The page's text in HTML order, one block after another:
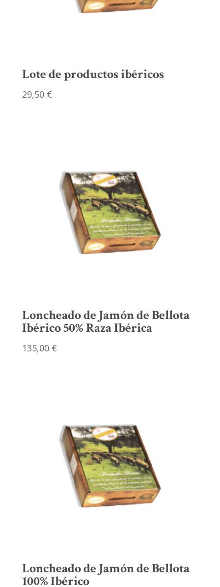
Lote de productos ibéricos
29,50 €
Loncheado de Jamón de Bellota
Ibérico 50% Raza Ibérica
135,00 €
Loncheado de Jamón de Bellota
100% Ibérico